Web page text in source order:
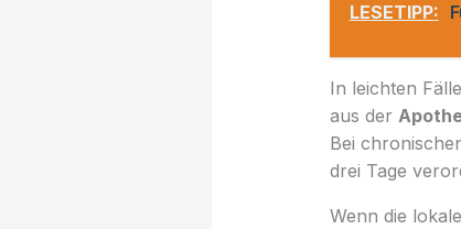
LESETIPP:
In leichten
aus der
Bei
drei Tage
Wenn die